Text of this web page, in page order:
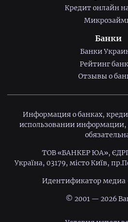
Кредит онлайн
Банки
Банки
Рейтинг
Отзывы о
Информация о банках,
использовании информации,
ТОВ «БАНКЕР ЮА»,
Україна, 03179, місто Київ,
Идентификатор медиа
© 2001 — 2026